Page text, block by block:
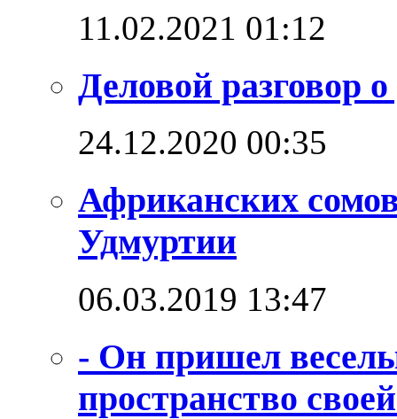
11.02.2021 01:12
Деловой разговор
24.12.2020 00:35
Африканских
Удмуртии
06.03.2019 13:47
- Он пришел
пространство